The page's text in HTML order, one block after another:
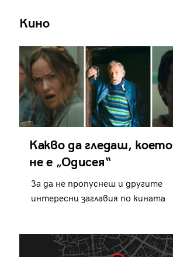
Кино
Какво да гледаш, което
не е „Одисея“
За да не пропуснеш и другите
интересни заглавия по кината